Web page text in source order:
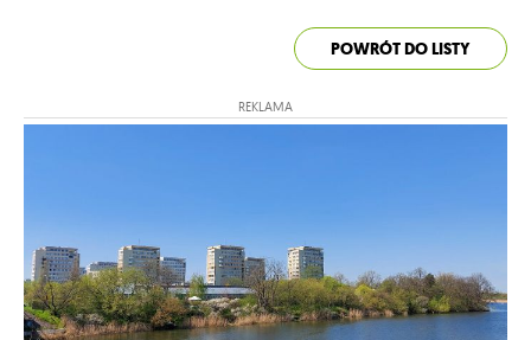
POWRÓT DO LISTY
REKLAMA